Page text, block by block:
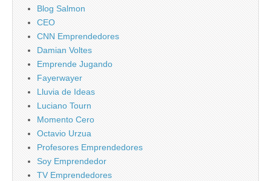
Blog Salmon
CEO
CNN Emprendedores
Damian Voltes
Emprende Jugando
Fayerwayer
Lluvia de Ideas
Luciano Tourn
Momento Cero
Octavio Urzua
Profesores Emprendedores
Soy Emprendedor
TV Emprendedores